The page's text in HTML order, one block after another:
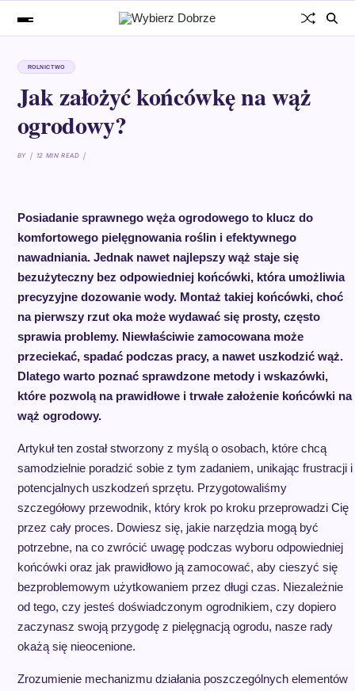
ROLNICTWO
Jak założyć końcówkę na wąż
ogrodowy?
BY 12 MIN READ
Posiadanie sprawnego węża ogrodowego to klucz do
komfortowego pielęgnowania roślin i efektywnego
nawadniania. Jednak nawet najlepszy wąż staje się
bezużyteczny bez odpowiedniej końcówki, która umożliwia
precyzyjne dozowanie wody. Montaż takiej końcówki, choć
na pierwszy rzut oka może wydawać się prosty, często
sprawia problemy. Niewłaściwie zamocowana może
przeciekać, spadać podczas pracy, a nawet uszkodzić wąż.
Dlatego warto poznać sprawdzone metody i wskazówki,
które pozwolą na prawidłowe i trwałe założenie końcówki na
wąż ogrodowy.
Artykuł ten został stworzony z myślą o osobach, które chcą
samodzielnie poradzić sobie z tym zadaniem, unikając frustracji i
potencjalnych uszkodzeń sprzętu. Przygotowaliśmy
szczegółowy przewodnik, który krok po kroku przeprowadzi Cię
przez cały proces. Dowiesz się, jakie narzędzia mogą być
potrzebne, na co zwrócić uwagę podczas wyboru odpowiedniej
końcówki oraz jak prawidłowo ją zamocować, aby cieszyć się
bezproblemowym użytkowaniem przez długi czas. Niezależnie
od tego, czy jesteś doświadczonym ogrodnikiem, czy dopiero
zaczynasz swoją przygodę z pielęgnacją ogrodu, nasze rady
okażą się nieocenione.
Zrozumienie mechanizmu działania poszczególnych elementów